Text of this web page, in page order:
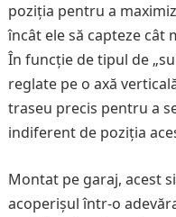
poziția pentru a
încât ele să capteze cât
În funcție de tipul de
reglate pe o axă
traseu precis pentru a
indiferent de poziția
Montat pe garaj, acest
acoperișul într-o